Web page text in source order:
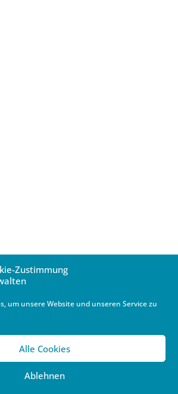
Zustimmung
um unsere Website und unseren Service zu
Alle Cookies
Ablehnen